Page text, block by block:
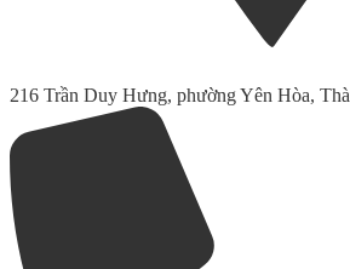
216 Trần Duy Hưng, phường Yên Hòa,